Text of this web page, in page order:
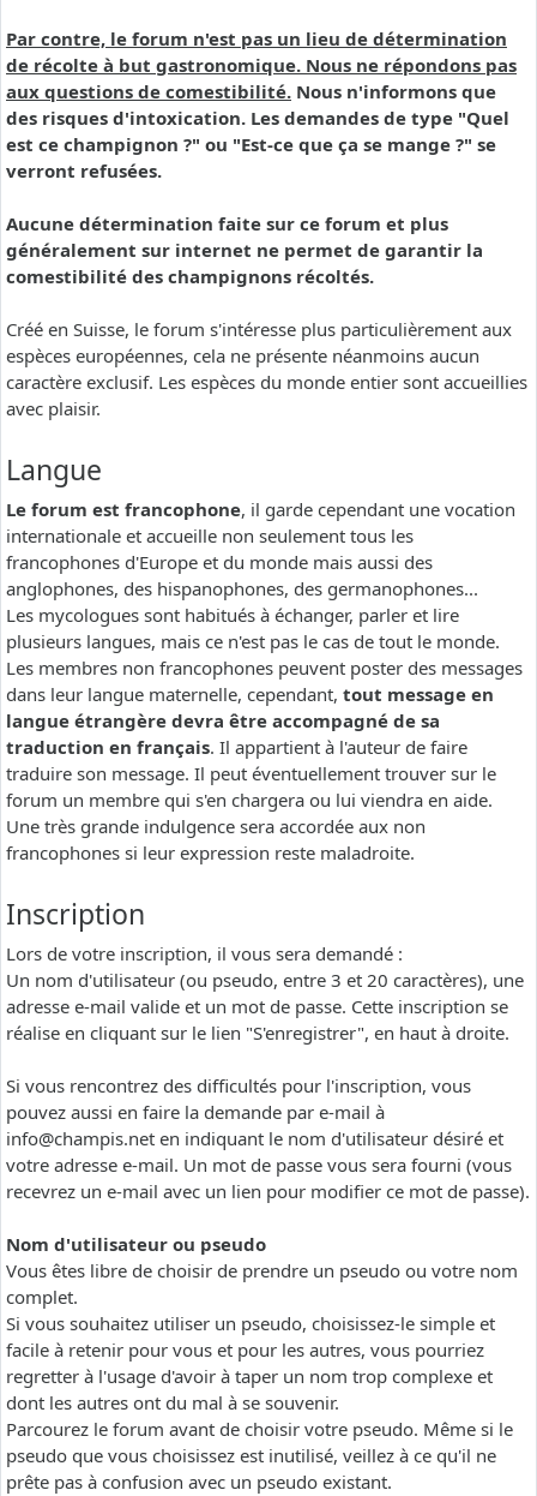
Par contre, le forum n'est pas un lieu de détermination
de récolte à but gastronomique. Nous ne répondons pas
aux questions de comestibilité. Nous n'informons que
des risques d'intoxication. Les demandes de type "Quel
est ce champignon ?" ou "Est-ce que ça se mange ?" se
verront refusées.
Aucune détermination faite sur ce forum et plus
généralement sur internet ne permet de garantir la
comestibilité des champignons récoltés.
Créé en Suisse, le forum s'intéresse plus particulièrement aux
espèces européennes, cela ne présente néanmoins aucun
caractère exclusif. Les espèces du monde entier sont accueillies
avec plaisir.
Langue
Le forum est francophone, il garde cependant une vocation
internationale et accueille non seulement tous les
francophones d'Europe et du monde mais aussi des
anglophones, des hispanophones, des germanophones...
Les mycologues sont habitués à échanger, parler et lire
plusieurs langues, mais ce n'est pas le cas de tout le monde.
Les membres non francophones peuvent poster des messages
dans leur langue maternelle, cependant, tout message en
langue étrangère devra être accompagné de sa
traduction en français. Il appartient à l'auteur de faire
traduire son message. Il peut éventuellement trouver sur le
forum un membre qui s'en chargera ou lui viendra en aide.
Une très grande indulgence sera accordée aux non
francophones si leur expression reste maladroite.
Inscription
Lors de votre inscription, il vous sera demandé :
Un nom d'utilisateur (ou pseudo, entre 3 et 20 caractères), une
adresse e-mail valide et un mot de passe. Cette inscription se
réalise en cliquant sur le lien "S'enregistrer", en haut à droite.
Si vous rencontrez des difficultés pour l'inscription, vous
pouvez aussi en faire la demande par e-mail à
info@champis.net en indiquant le nom d'utilisateur désiré et
votre adresse e-mail. Un mot de passe vous sera fourni (vous
recevrez un e-mail avec un lien pour modifier ce mot de passe).
Nom d'utilisateur ou pseudo
Vous êtes libre de choisir de prendre un pseudo ou votre nom
complet.
Si vous souhaitez utiliser un pseudo, choisissez-le simple et
facile à retenir pour vous et pour les autres, vous pourriez
regretter à l'usage d'avoir à taper un nom trop complexe et
dont les autres ont du mal à se souvenir.
Parcourez le forum avant de choisir votre pseudo. Même si le
pseudo que vous choisissez est inutilisé, veillez à ce qu'il ne
prête pas à confusion avec un pseudo existant.